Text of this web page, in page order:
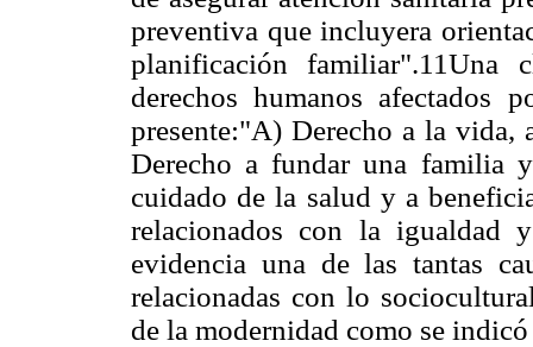
preventiva que incluyera
planificación familiar".11Una
derechos humanos afectados
presente:"A) Derecho a la
Derecho a fundar una familia
cuidado de la salud y a
relacionados con la igualdad
evidencia una de las tantas
relacionadas con lo
de la modernidad como se